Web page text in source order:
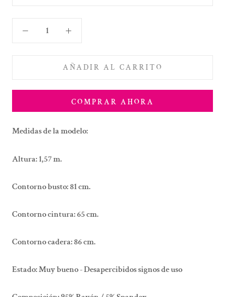
AÑADIR AL CARRITO
COMPRAR AHORA
Medidas de la modelo:
Altura: 1,57 m.
Contorno busto: 81 cm.
Contorno cintura: 65 cm.
Contorno cadera: 86 cm.
Estado:Muy bueno - Desapercibidos signos de uso